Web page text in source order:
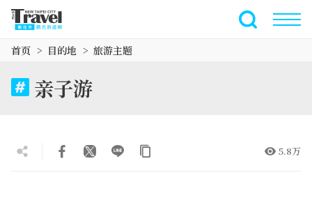
全文搜索
首页 目的地 旅游主题
亲子游
5.8万